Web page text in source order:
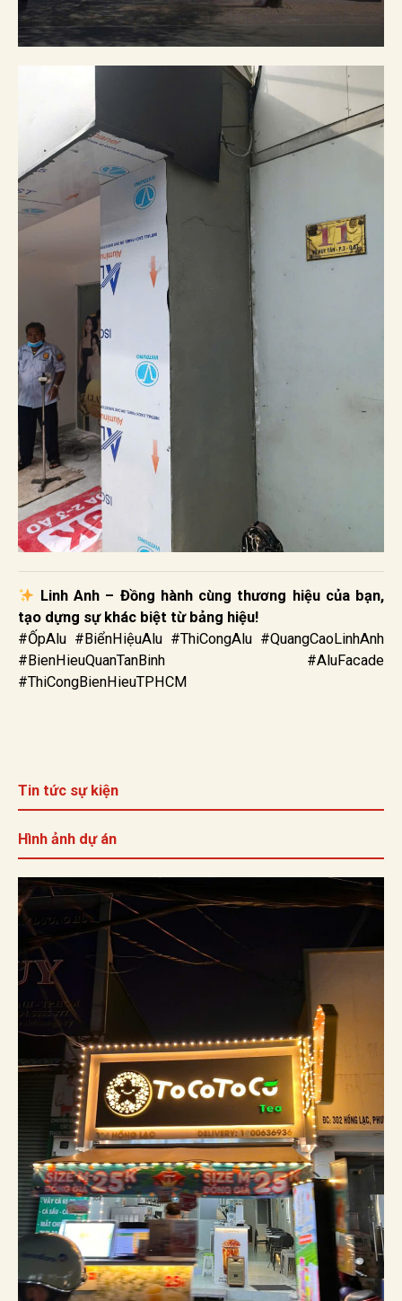
Linh Anh – Đồng hành cùng thương hiệu của bạn,
tạo dựng sự khác biệt từ bảng hiệu!
#ỐpAlu #BiểnHiệuAlu #ThiCongAlu #QuangCaoLinhAnh
#BienHieuQuanTanBinh #AluFacade
#ThiCongBienHieuTPHCM
Tin tức sự kiện
Hình ảnh dự án